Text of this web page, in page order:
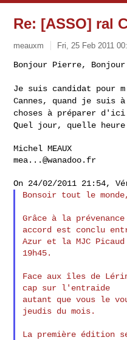
Re: [ASSO] ral
meauxm Fri, 25 Feb 2011
Bonjour Pierre,
Je suis candidat pour
Cannes, quand je suis
choses à préparer
Quel jour, quelle
mea...@wanadoo.fr
Bonsoir tout le monde,
Grâce à la
accord est conclu
Azur et la MJC
19h45.
Face aux îles de
cap sur l'entraide
autant que vous le
jeudis du mois.
La première édition